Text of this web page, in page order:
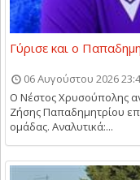
Γύρισε και ο
06 Αυγούστου 2026
Ο Νέστος Χρυσούπολης
Ζήσης Παπαδημητρίου
ομάδας. Αναλυτικά:...